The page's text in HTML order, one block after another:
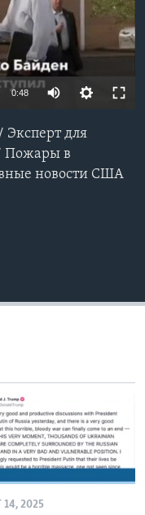
available
0:48
для
Пожары в
новости США
2025